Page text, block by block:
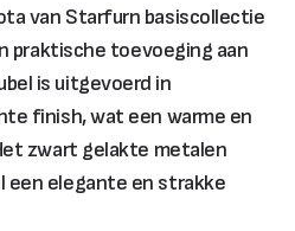
van Starfurn basiscollectie
praktische toevoeging aan
is uitgevoerd in
finish, wat een warme en
zwart gelakte metalen
elegante en strakke